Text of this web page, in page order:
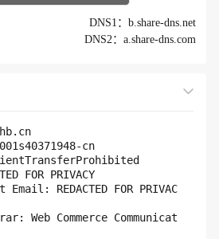
DNS1：b.share-dns.net
DNS2：a.share-dns.com
cn
FOR PRIVACY
REDACTED FOR PRIVAC
Web Commerce Communicat